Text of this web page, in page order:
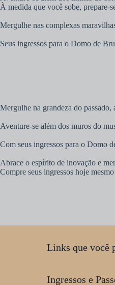
À medida que você sobe, prepare-
Mergulhe nas complexas
Seus ingressos para o Domo de
Mergulhe na grandeza do
Aventure-se além dos muros do
Com seus ingressos para o Domo
Abrace o espírito de inovação e
Compre seus ingressos hoje
Links que você
Ingressos e